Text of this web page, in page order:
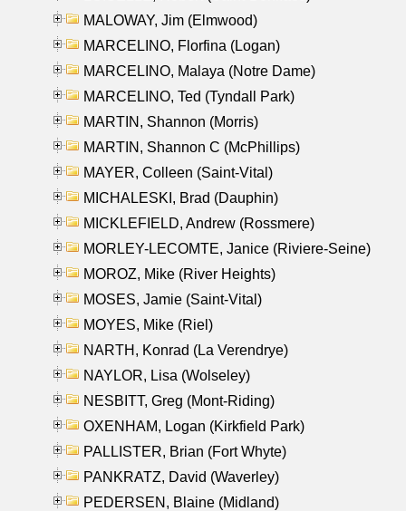
MALOWAY, Jim (Elmwood)
MARCELINO, Florfina (Logan)
MARCELINO, Malaya (Notre Dame)
MARCELINO, Ted (Tyndall Park)
MARTIN, Shannon (Morris)
MARTIN, Shannon C (McPhillips)
MAYER, Colleen (Saint-Vital)
MICHALESKI, Brad (Dauphin)
MICKLEFIELD, Andrew (Rossmere)
MORLEY-LECOMTE, Janice (Riviere-Seine)
MOROZ, Mike (River Heights)
MOSES, Jamie (Saint-Vital)
MOYES, Mike (Riel)
NARTH, Konrad (La Verendrye)
NAYLOR, Lisa (Wolseley)
NESBITT, Greg (Mont-Riding)
OXENHAM, Logan (Kirkfield Park)
PALLISTER, Brian (Fort Whyte)
PANKRATZ, David (Waverley)
PEDERSEN, Blaine (Midland)